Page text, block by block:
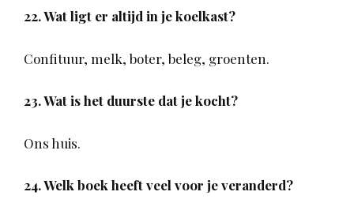
22. Wat ligt er altijd in je koelkast?
Confituur, melk, boter, beleg, groenten.
23. Wat is het duurste dat je kocht?
Ons huis.
24. Welk boek heeft veel voor je veranderd?